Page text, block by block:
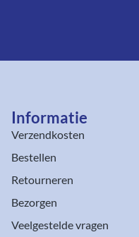
Informatie
Verzendkosten
Bestellen
Retourneren
Bezorgen
Veelgestelde vragen